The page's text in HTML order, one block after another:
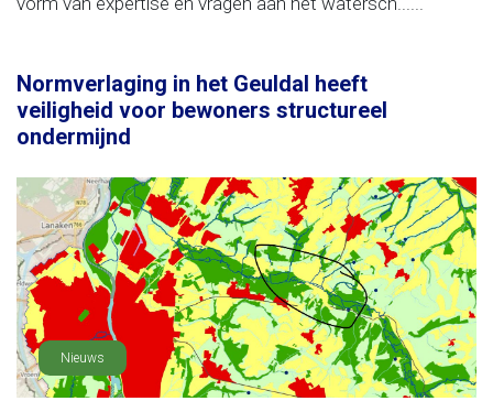
Normverlaging in het Geuldal heeft
veiligheid voor bewoners structureel
ondermijnd
Nieuws